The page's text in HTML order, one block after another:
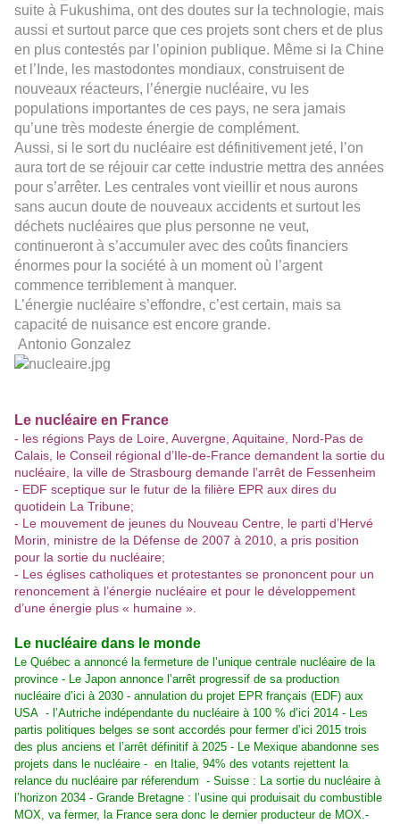
suite à Fukushima, ont des doutes sur la technologie, mais
aussi et surtout parce que ces projets sont chers et de plus
en plus contestés par l’opinion publique. Même si la Chine
et l’Inde, les mastodontes mondiaux, construisent de
nouveaux réacteurs, l’énergie nucléaire, vu les
populations importantes de ces pays, ne sera jamais
qu’une très modeste énergie de complément.
Aussi, si le sort du nucléaire est définitivement jeté, l’on
aura tort de se réjouir car cette industrie mettra des années
pour s’arrêter. Les centrales vont vieillir et nous aurons
sans aucun doute de nouveaux accidents et surtout les
déchets nucléaires que plus personne ne veut,
continueront à s’accumuler avec des coûts financiers
énormes pour la société à un moment où l’argent
commence terriblement à manquer.
L’énergie nucléaire s’effondre, c’est certain, mais sa
capacité de nuisance est encore grande.
Antonio Gonzalez
Le nucléaire en France
- les régions Pays de Loire, Auvergne, Aquitaine, Nord-Pas de
Calais, le Conseil régional d’Ile-de-France demandent la sortie du
nucléaire, la ville de Strasbourg demande l’arrêt de Fessenheim
- EDF sceptique sur le futur de la filière EPR aux dires du
quotidein La Tribune;
- Le mouvement de jeunes du Nouveau Centre, le parti d’Hervé
Morin, ministre de la Défense de 2007 à 2010, a pris position
pour la sortie du nucléaire;
- Les églises catholiques et protestantes se prononcent pour un
renoncement à l’énergie nucléaire et pour le développement
d’une énergie plus « humaine ».
Le nucléaire dans le monde
Le Québec a annoncé la fermeture de l’unique centrale nucléaire de la
province - Le Japon annonce l’arrêt progressif de sa production
nucléaire d’ici à 2030 - annulation du projet EPR français (EDF) aux
USA - l’Autriche indépendante du nucléaire à 100 % d’ici 2014 - Les
partis politiques belges se sont accordés pour fermer d’ici 2015 trois
des plus anciens et l’arrêt définitif à 2025 - Le Mexique abandonne ses
projets dans le nucléaire - en Italie, 94% des votants rejettent la
relance du nucléaire par réferendum - Suisse : La sortie du nucléaire à
l’horizon 2034 - Grande Bretagne : l’usine qui produisait du combustible
MOX, va fermer, la France sera donc le dernier producteur de MOX.-